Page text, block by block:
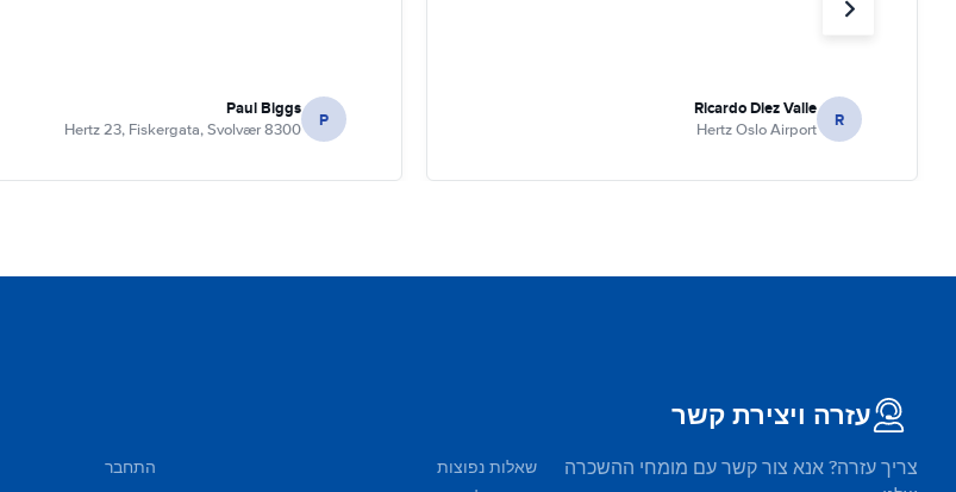
R
Ricardo Diez Valle
Hertz Oslo Airport
P
Paul Biggs
Hertz 23, Fiskergata, Svolvær 8300
עזרה ויצירת קשר
צריך עזרה? אנא צור קשר עם מומחי ההשכרה
שאלות נפוצות
התחבר